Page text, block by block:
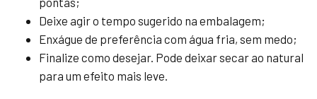
Deixe agir o tempo sugerido na embalagem;
Enxágue de preferência com água fria, sem medo;
Finalize como desejar. Pode deixar secar ao natural
para um efeito mais leve.